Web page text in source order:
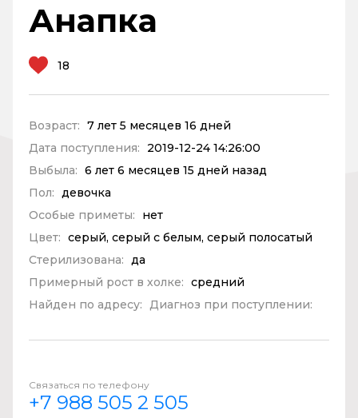
Анапка
18
Возраст: 7 лет 5 месяцев 16 дней
Дата поступления:
2019-12-24 14:26:00
Выбыла: 6 лет 6 месяцев 15 дней назад
Пол: девочка
Особые приметы:
нет
Цвет: серый, серый с белым, серый полосатый
Стерилизована: да
Примерный рост в холке: средний
Найден по адресу: Диагноз при поступлении:
Связаться по телефону
+7 988 505 2 505